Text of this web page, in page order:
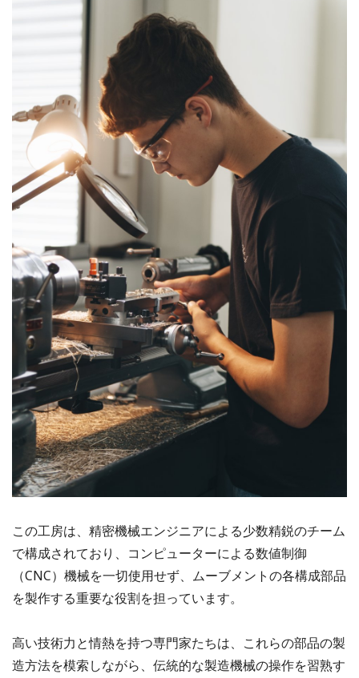
この工房は、精密機械エンジニアによる少数精鋭のチーム
で構成されており、コンピューターによる数値制御
（CNC）機械を一切使用せず、ムーブメントの各構成部品
を製作する重要な役割を担っています。
高い技術力と情熱を持つ専門家たちは、これらの部品の製
造方法を模索しながら、伝統的な製造機械の操作を習熟す